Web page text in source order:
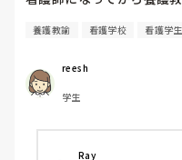
この1年間、時間とお金
私は、猪子さんのご両親
美容クリニックに長く勤
私は美容クリニックに勤
子どもがいない人がこな
出産前までと考えると、
養護教諭 看護学校 看護学生
reesh
学生
Ray